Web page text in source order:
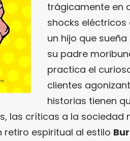
trágicamente en
shocks
un hijo que
su padre
practica el
clientes
historias tienen
las críticas a la sociedad
retiro espiritual al estilo